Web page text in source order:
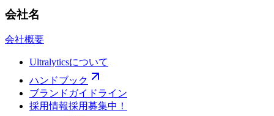
会社名
会社概要
Ultralyticsについて
ハンドブック
ブランドガイドライン
採用情報採用募集中！